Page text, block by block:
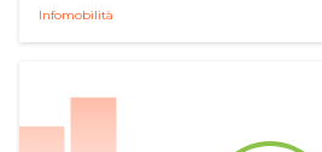
Infomobilità